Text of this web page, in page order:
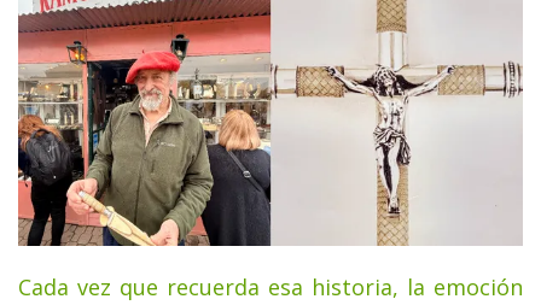
Cada vez que recuerda esa historia, la emoción